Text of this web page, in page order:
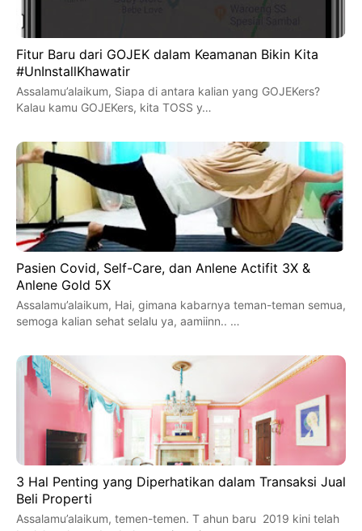
Fitur Baru dari GOJEK dalam Keamanan Bikin Kita
#UnInstallKhawatir
Assalamu’alaikum, Siapa di antara kalian yang GOJEKers?
Kalau kamu GOJEKers, kita TOSS y…
Pasien Covid, Self-Care, dan Anlene Actifit 3X &
Anlene Gold 5X
Assalamu’alaikum, Hai, gimana kabarnya teman-teman semua,
semoga kalian sehat selalu ya, aamiinn.. …
3 Hal Penting yang Diperhatikan dalam Transaksi Jual
Beli Properti
Assalamu’alaikum, temen-temen. T ahun baru 2019 kini telah